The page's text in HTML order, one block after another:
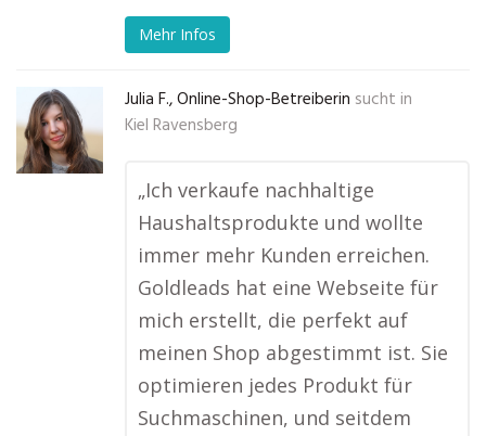
Mehr Infos
Julia F., Online-Shop-Betreiberin sucht in
Kiel Ravensberg
„Ich verkaufe nachhaltige
Haushaltsprodukte und wollte
immer mehr Kunden erreichen.
Goldleads hat eine Webseite für
mich erstellt, die perfekt auf
meinen Shop abgestimmt ist. Sie
optimieren jedes Produkt für
Suchmaschinen, und seitdem